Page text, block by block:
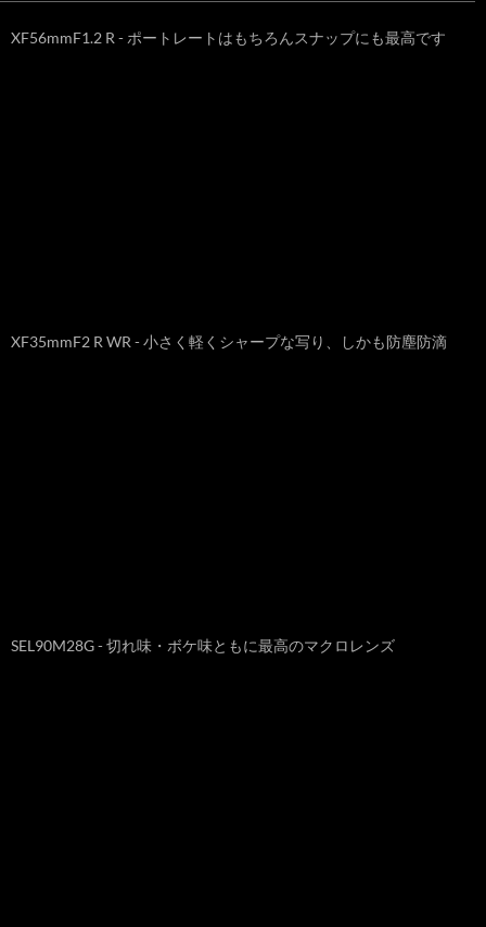
XF56mmF1.2 R - ポートレートはもちろんスナップにも最高です
XF35mmF2 R WR - 小さく軽くシャープな写り、しかも防塵防滴
SEL90M28G - 切れ味・ボケ味ともに最高のマクロレンズ